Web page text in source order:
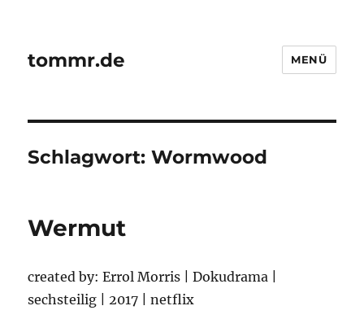
tommr.de MENÜ
Schlagwort:Wormwood
Wermut
created by: Errol Morris | Dokudrama |
sechsteilig | 2017 | netflix